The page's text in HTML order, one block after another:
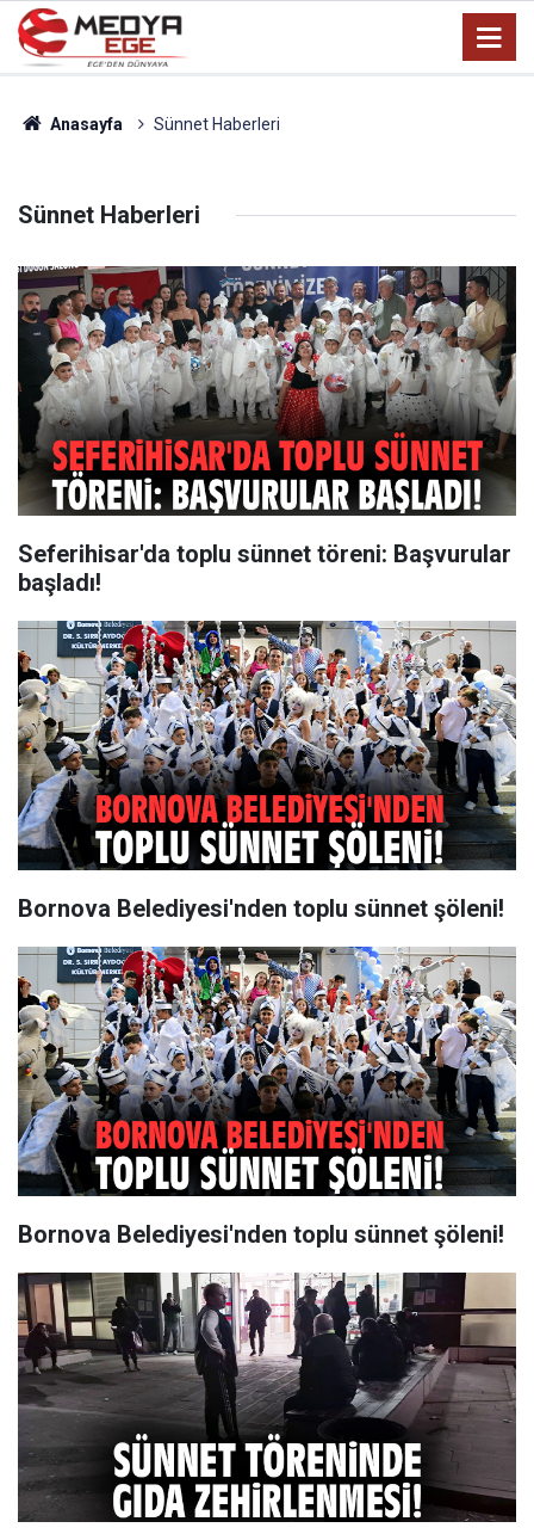
Anasayfa Sünnet Haberleri
Sünnet Haberleri
Seferihisar'da toplu sünnet töreni: Başvurular
başladı!
Bornova Belediyesi'nden toplu sünnet şöleni!
Bornova Belediyesi'nden toplu sünnet şöleni!